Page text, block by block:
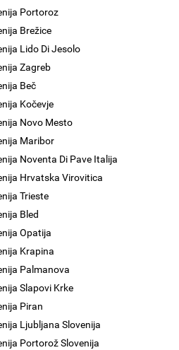
Portoroz
Brežice
Lido Di Jesolo
Zagreb
Beč
Kočevje
Novo Mesto
Maribor
Noventa Di Pave Italija
Hrvatska Virovitica
Trieste
Bled
Opatija
Krapina
Palmanova
Slapovi Krke
Piran
Ljubljana Slovenija
Portorož Slovenija